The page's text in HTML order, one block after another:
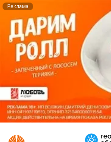
Реклама